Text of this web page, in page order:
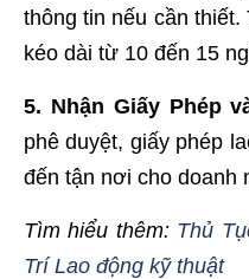
thông tin nếu cần
kéo dài từ 10 đến 15
5. Nhận Giấy Phép
phê duyệt, giấy phép
đến tận nơi cho doanh
Tìm hiểu thêm: Thủ
Trí Lao động kỹ thuật